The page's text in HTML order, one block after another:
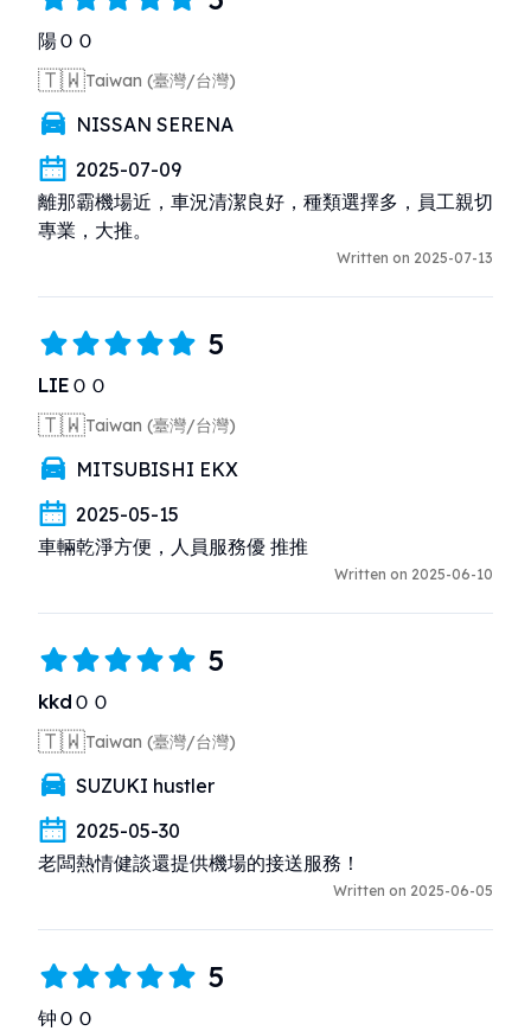
陽ＯＯ
🇹🇼Taiwan (臺灣/台灣)
NISSAN SERENA
2025-07-09
離那霸機場近，車況清潔良好，種類選擇多，員工親切
專業，大推。
Written on 2025-07-13
5
LIEＯＯ
🇹🇼Taiwan (臺灣/台灣)
MITSUBISHI EKX
2025-05-15
車輛乾淨方便，人員服務優 推推
Written on 2025-06-10
5
kkdＯＯ
🇹🇼Taiwan (臺灣/台灣)
SUZUKI hustler
2025-05-30
老闆熱情健談還提供機場的接送服務！
Written on 2025-06-05
5
钟ＯＯ